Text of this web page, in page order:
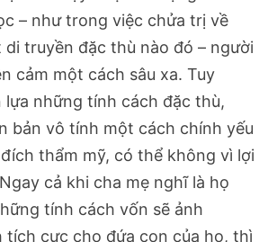
– như trong việc chửa trị về
truyền đặc thù nào đó – người
cảm một cách sâu xa. Tuy
lựa những tính cách đặc thù,
bản vô tính một cách chính yếu
thẩm mỹ, có thể không vì lợi
cả khi cha mẹ nghĩ là họ
tính cách vốn sẽ ảnh
tích cực cho đứa con của họ, thì